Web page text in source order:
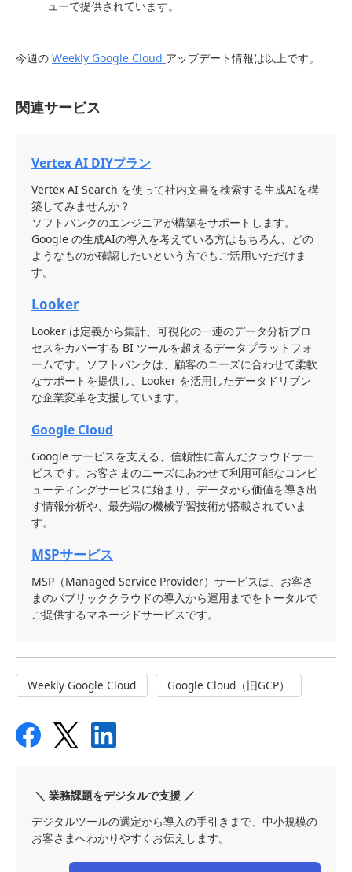
ューで提供されています。
今週の Weekly Google Cloud アップデート情報は以上です。
関連サービス
Vertex AI DIYプラン
Vertex AI Search を使って社内文書を検索する生成AIを構
築してみませんか？
ソフトバンクのエンジニアが構築をサポートします。
Google の生成AIの導入を考えている方はもちろん、どの
ようなものか確認したいという方でもご活用いただけま
す。
Looker
Looker は定義から集計、可視化の一連のデータ分析プロ
セスをカバーする BI ツールを超えるデータプラットフォ
ームです。ソフトバンクは、顧客のニーズに合わせて柔軟
なサポートを提供し、Looker を活用したデータドリブン
な企業変革を支援しています。
Google Cloud
Google サービスを支える、信頼性に富んだクラウドサー
ビスです。お客さまのニーズにあわせて利用可能なコンピ
ューティングサービスに始まり、データから価値を導き出
す情報分析や、最先端の機械学習技術が搭載されていま
す。
MSPサービス
MSP（Managed Service Provider）サービスは、お客さ
まのパブリッククラウドの導入から運用までをトータルで
ご提供するマネージドサービスです。
Weekly Google Cloud Google Cloud（旧GCP）
＼ 業務課題をデジタルで支援 ／
デジタルツールの選定から導入の手引きまで、中小規模の
お客さまへわかりやすくお伝えします。